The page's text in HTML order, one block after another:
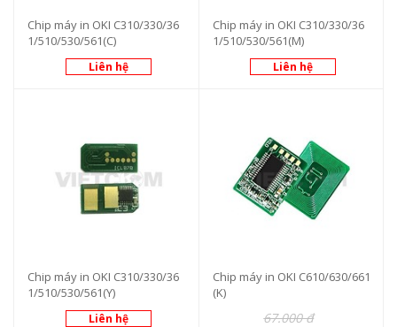
Chip máy in OKI C310/330/36
1/510/530/561(C)
Liên hệ
Chip máy in OKI C310/330/36
1/510/530/561(M)
Liên hệ
Chip máy in OKI C310/330/36
1/510/530/561(Y)
Liên hệ
Chip máy in OKI C610/630/661
(K)
67.000 đ